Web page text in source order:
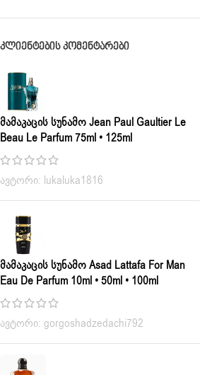
ᲙᲚᲘᲔᲜᲢᲔᲑᲘᲡ ᲙᲝᲛᲔᲜᲢᲐᲠᲔᲑᲘ
Მამაკაცის Სუნამო Jean Paul Gaultier Le
Beau Le Parfum 75ml • 125ml
ავტორი: lukaluka1816
Მამაკაცის Სუნამო Asad Lattafa For Man
Eau De Parfum 10ml • 50ml • 100ml
ავტორი: gorgoshadzedachi792